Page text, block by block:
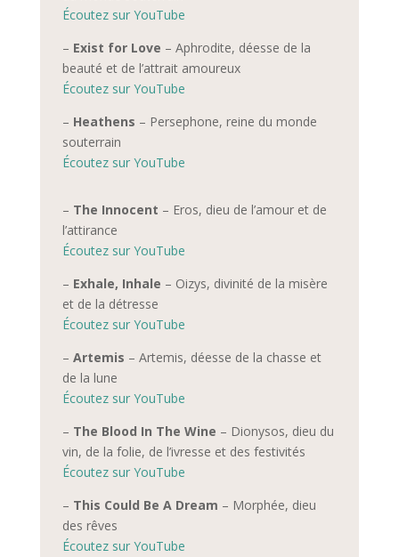
Écoutez sur YouTube
– Exist for Love – Aphrodite, déesse de la
beauté et de l’attrait amoureux
Écoutez sur YouTube
– Heathens – Persephone, reine du monde
souterrain
Écoutez sur YouTube
– The Innocent – Eros, dieu de l’amour et de
l’attirance
Écoutez sur YouTube
– Exhale, Inhale – Oizys, divinité de la misère
et de la détresse
Écoutez sur YouTube
– Artemis – Artemis, déesse de la chasse et
de la lune
Écoutez sur YouTube
– The Blood In The Wine – Dionysos, dieu du
vin, de la folie, de l’ivresse et des festivités
Écoutez sur YouTube
– This Could Be A Dream – Morphée, dieu
des rêves
Écoutez sur YouTube